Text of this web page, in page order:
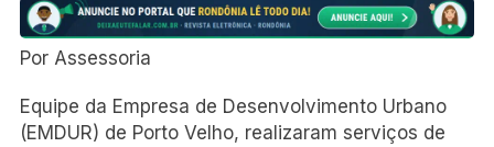
Por Assessoria
Equipe da Empresa de Desenvolvimento Urbano
(EMDUR) de Porto Velho, realizaram serviços de